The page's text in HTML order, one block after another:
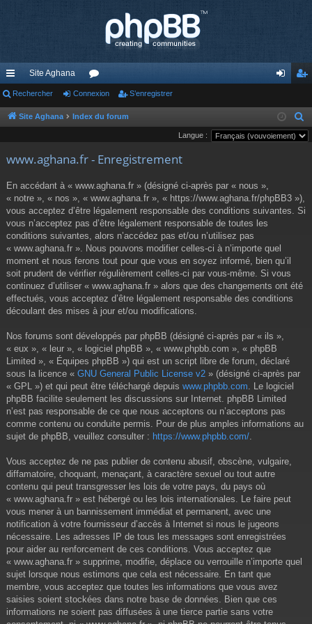
cc
ès
pi
Site Aghana
or
u ne
xi
nr
eg
r
Rechercher Connexion S’enregistrer
Site Aghana Index du forum
e
Langue :
www.aghana.fr - Enregistrement
En accédant à « www.aghana.fr » (désigné ci-après par « nous »,
« notre », « nos », « www.aghana.fr », « https://www.aghana.fr/phpBB3 »),
vous acceptez d’être légalement responsable des conditions suivantes. Si
vous n’acceptez pas d’être légalement responsable de toutes les
conditions suivantes, alors n’accédez pas et/ou n’utilisez pas
« www.aghana.fr ». Nous pouvons modifier celles-ci à n’importe quel
moment et nous ferons tout pour que vous en soyez informé, bien qu’il
soit prudent de vérifier régulièrement celles-ci par vous-même. Si vous
continuez d’utiliser « www.aghana.fr » alors que des changements ont été
effectués, vous acceptez d’être légalement responsable des conditions
découlant des mises à jour et/ou modifications.
Nos forums sont développés par phpBB (désigné ci-après par « ils »,
« eux », « leur », « logiciel phpBB », « www.phpbb.com », « phpBB
Limited », « Équipes phpBB ») qui est un script libre de forum, déclaré
sous la licence « GNU General Public License v2 » (désigné ci-après par
« GPL ») et qui peut être téléchargé depuis www.phpbb.com . Le logiciel
phpBB facilite seulement les discussions sur Internet. phpBB Limited
n’est pas responsable de ce que nous acceptons ou n’acceptons pas
comme contenu ou conduite permis. Pour de plus amples informations au
sujet de phpBB, veuillez consulter : https://www.phpbb.com/
Vous acceptez de ne pas publier de contenu abusif, obscène, vulgaire,
diffamatoire, choquant, menaçant, à caractère sexuel ou tout autre
contenu qui peut transgresser les lois de votre pays, du pays où
« www.aghana.fr » est hébergé ou les lois internationales. Le faire peut
vous mener à un bannissement immédiat et permanent, avec une
notification à votre fournisseur d’accès à Internet si nous le jugeons
nécessaire. Les adresses IP de tous les messages sont enregistrées
pour aider au renforcement de ces conditions. Vous acceptez que
« www.aghana.fr » supprime, modifie, déplace ou verrouille n’importe quel
sujet lorsque nous estimons que cela est nécessaire. En tant que
membre, vous acceptez que toutes les informations que vous avez
saisies soient stockées dans notre base de données. Bien que ces
informations ne soient pas diffusées à une tierce partie sans votre